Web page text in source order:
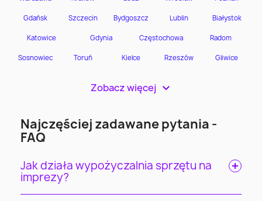
Zobacz więcej >
Najczęściej zadawane pytania -
FAQ
Jak działa wypożyczalnia sprzętu na
imprezy?